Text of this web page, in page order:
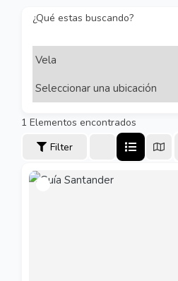
¿Qué estas buscando?
1 Elementos encontrados
Filter